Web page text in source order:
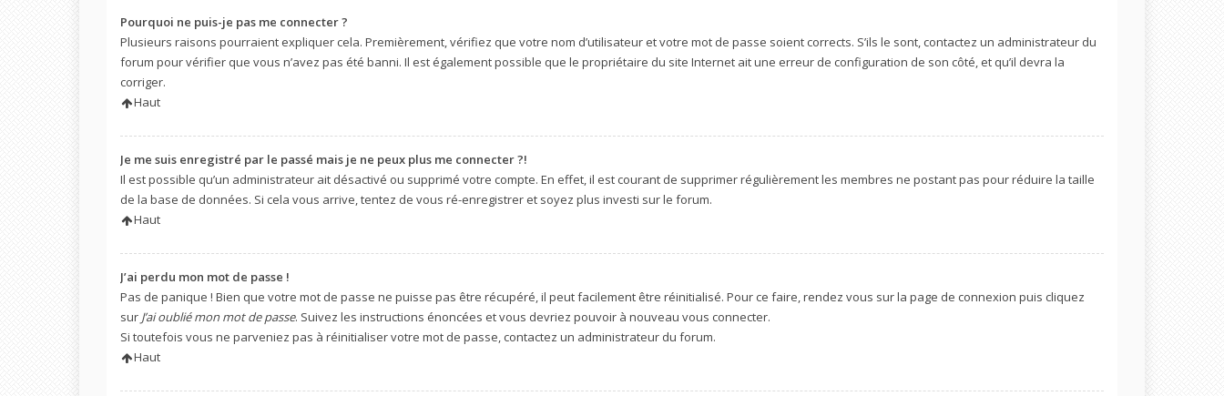
Pourquoi ne puis-je pas me connecter ?
Plusieurs raisons pourraient expliquer cela. Premièrement, vérifiez que votre nom d’utilisateur et votre mot de passe soient corrects. S’ils le sont, contactez un administrateur du
forum pour vérifier que vous n’avez pas été banni. Il est également possible que le propriétaire du site Internet ait une erreur de configuration de son côté, et qu’il devra la
corriger.
Haut
Je me suis enregistré par le passé mais je ne peux plus me connecter ?!
Il est possible qu’un administrateur ait désactivé ou supprimé votre compte. En effet, il est courant de supprimer régulièrement les membres ne postant pas pour réduire la taille
de la base de données. Si cela vous arrive, tentez de vous ré-enregistrer et soyez plus investi sur le forum.
Haut
J’ai perdu mon mot de passe !
Pas de panique ! Bien que votre mot de passe ne puisse pas être récupéré, il peut facilement être réinitialisé. Pour ce faire, rendez vous sur la page de connexion puis cliquez
sur J’ai oublié mon mot de passe. Suivez les instructions énoncées et vous devriez pouvoir à nouveau vous connecter.
Si toutefois vous ne parveniez pas à réinitialiser votre mot de passe, contactez un administrateur du forum.
Haut